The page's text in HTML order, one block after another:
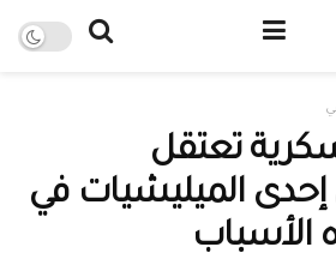
تعتقل
الميليشيات في
الأسباب